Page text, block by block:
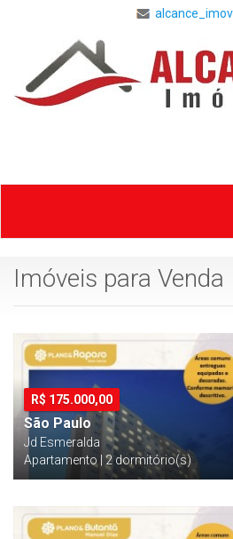
Imóveis para Venda
R$ 175.000,00
São Paulo
Jd Esmeralda
Apartamento | 2 dormitório(s)